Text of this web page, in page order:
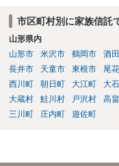
市区町村別に家族信託
山形県内
山形市
米沢市 鶴岡市 酒
長井市
天童市 東根市 尾
西川町
朝日町 大江町 大
大蔵村
鮭川村 戸沢村 高
三川町
庄内町 遊佐町